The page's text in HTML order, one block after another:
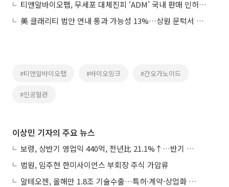
티앤알바이오팹, 무세포 대체진피 ‘ADM’ 국내 판매 인허가 획득
美 클래리티 법안 연내 통과 가능성 13%…상원 문턱서 제동
#티앤알바이오팹 #바이오잉크 #간오가노이드
#인공혈관
이상민 기자의 주요 뉴스
보령, 상반기 영업익 440억, 전년比 21.1%↑…반기 역대 최대
법원, 임주현 한미사이언스 부회장 주식 가압류
알테오젠, 올해만 1.8조 기술수출…특허·계약·상업화 ‘삼박자’